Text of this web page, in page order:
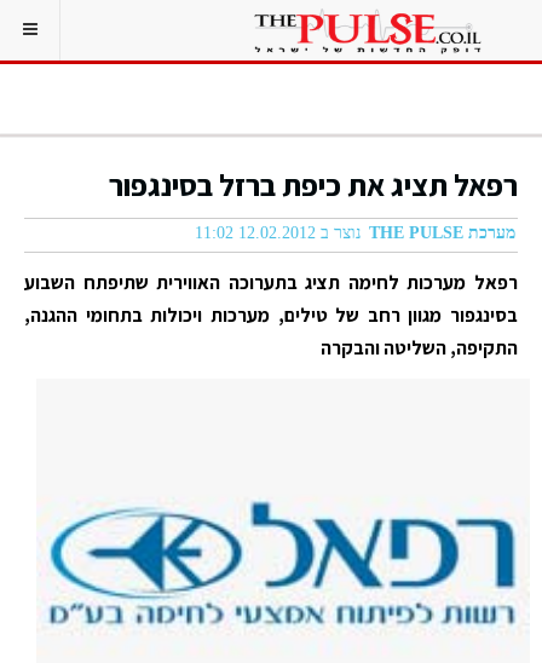
רפאל תציג את כיפת ברזל בסינגפור
מערכת THE PULSE נוצר ב 12.02.2012 11:02
רפאל מערכות לחימה תציג בתערוכה האווירית שתיפתח השבוע
בסינגפור מגוון רחב של טילים, מערכות ויכולות בתחומי ההגנה,
התקיפה, השליטה והבקרה